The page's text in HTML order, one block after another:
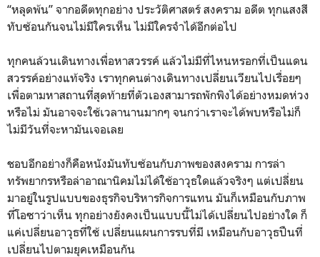
“หลุดพ้น” จากอดีตทุกอย่าง ประวัติศาสตร์ สงคราม อดีต ทุกแสงสี
ทับซ้อนกันจนไม่มีใครเห็น ไม่มีใครจำได้อีกต่อไป
ทุกคนล้วนเดินทางเพื่อหาสวรรค์ แล้วไม่มีที่ไหนหรอกที่เป็นแดน
สวรรค์อย่างแท้จริง เราทุกคนต่างเดินทางเปลี่ยนเวียนไปเรื่อยๆ
เพื่อตามหาสถานที่สุดท้ายที่ตัวเองสามารถพักพิงได้อย่างหมดห่วง
หรือไม่ มันอาจจะใช้เวลานานมากๆ จนกว่าเราจะได้พบหรือไม่ก็
ไม่มีวันที่จะหามันเจอเลย
ชอบอีกอย่างก็คือหนังมันทับซ้อนกับภาพของสงคราม การล่า
ทรัพยากรหรือล่าอาณานิคมไม่ได้ใช้อาวุธใดแล้วจริงๆ แต่เปลี่ยน
มาอยู่ในรูปแบบของธุรกิจบริหารกิจการแทน มันก็เหมือนกับภาพ
ที่โอซาว่าเห็น ทุกอย่างยังคงเป็นแบบนี้ไม่ได้เปลี่ยนไปอย่างใด ก็
แค่เปลี่ยนอาวุธที่ใช้ เปลี่ยนแผนการรบที่มี เหมือนกับอาวุธปืนที่
เปลี่ยนไปตามยุคเหมือนกัน